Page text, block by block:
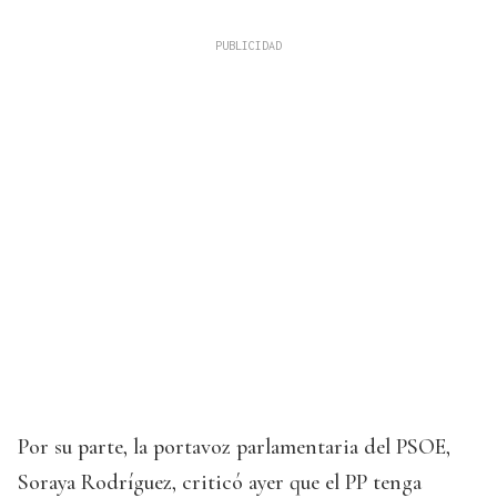
Por su parte, la portavoz parlamentaria del PSOE,
Soraya Rodríguez, criticó ayer que el PP tenga